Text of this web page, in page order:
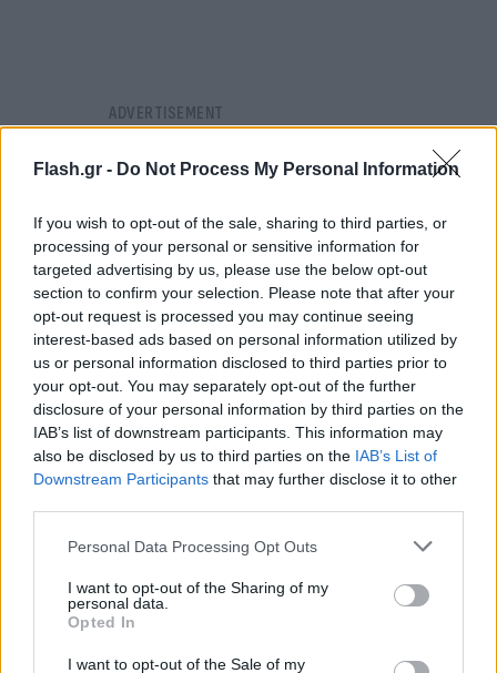
Flash.gr - Do Not Process My Personal Information
If you wish to opt-out of the sale, sharing to third parties, or
processing of your personal or sensitive information for
targeted advertising by us, please use the below opt-out
section to confirm your selection. Please note that after your
opt-out request is processed you may continue seeing
interest-based ads based on personal information utilized by
us or personal information disclosed to third parties prior to
your opt-out. You may separately opt-out of the further
disclosure of your personal information by third parties on the
IAB’s list of downstream participants. This information may
also be disclosed by us to third parties on the IAB’s List of
Downstream Participants that may further disclose it to other
Please note that this website/app uses one or more Google
not limited to your visit or usage behaviour. You may click to
grant or deny consent to Google and its third-party tags to
use your data for below specified purposes in below Google
consent section.
Personal Data Processing Opt Outs
I want to opt-out of the Sharing of my
personal data.
Opted In
I want to opt-out of the Sale of my
FLASH FOCUS